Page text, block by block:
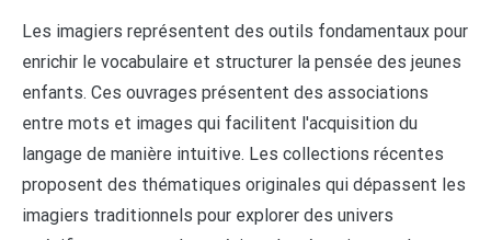
Les imagiers représentent des outils fondamentaux pour
enrichir le vocabulaire et structurer la pensée des jeunes
enfants. Ces ouvrages présentent des associations
entre mots et images qui facilitent l'acquisition du
langage de manière intuitive. Les collections récentes
proposent des thématiques originales qui dépassent les
imagiers traditionnels pour explorer des univers